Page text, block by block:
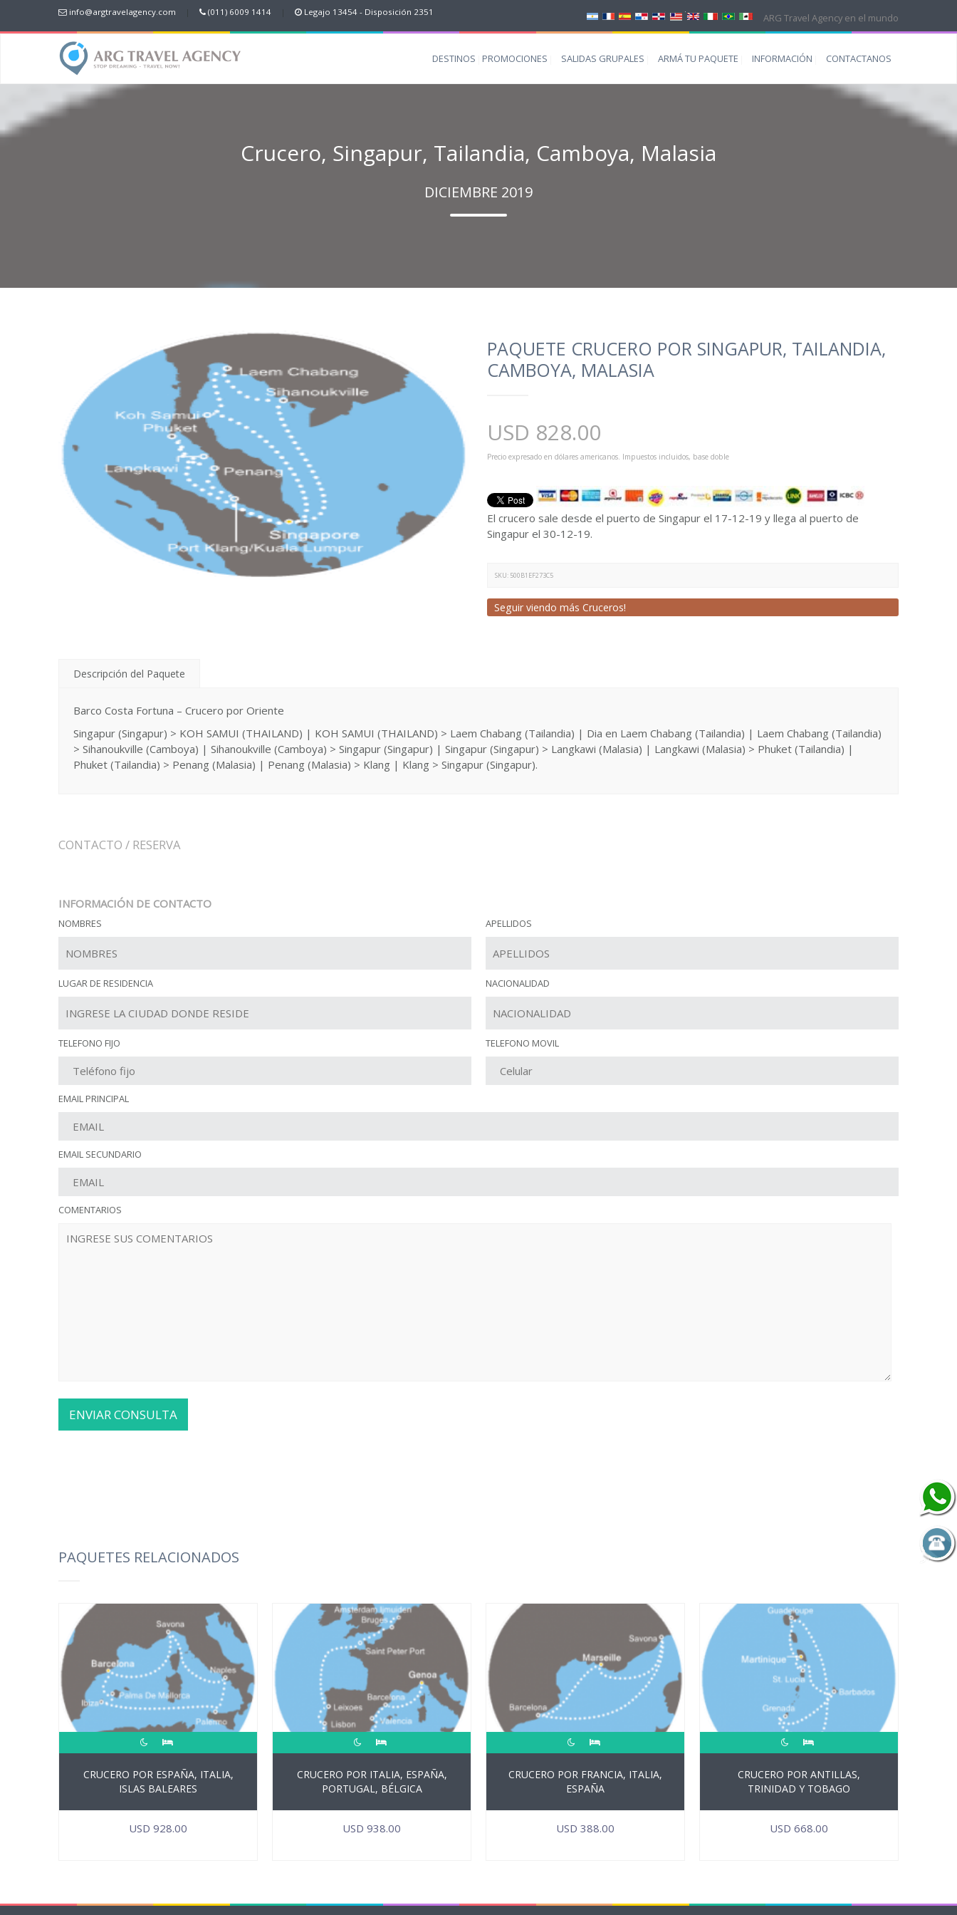
info@argtravelagency.com (011) 6009 1414 Legajo 13454 - Disposición 2351 ARG Travel Agency en el mundo
DESTINOS PROMOCIONES SALIDAS GRUPALES ARMÁ TU PAQUETE INFORMACIÓN CONTACTANOS
Crucero, Singapur, Tailandia, Camboya, Malasia
DICIEMBRE 2019
PAQUETE CRUCERO POR SINGAPUR, TAILANDIA,
CAMBOYA, MALASIA
USD 828.00
Precio expresado en dólares americanos. Impuestos incluidos, base doble
El crucero sale desde el puerto de Singapur el 17-12-19 y llega al puerto de
Singapur el 30-12-19.
SKU: 500B1EF273C5
Seguir viendo más Cruceros!
Descripción del Paquete
Barco Costa Fortuna – Crucero por Oriente
Singapur (Singapur) > KOH SAMUI (THAILAND) | KOH SAMUI (THAILAND) > Laem Chabang (Tailandia) | Dia en Laem Chabang (Tailandia) | Laem Chabang (Tailandia)
> Sihanoukville (Camboya) | Sihanoukville (Camboya) > Singapur (Singapur) | Singapur (Singapur) > Langkawi (Malasia) | Langkawi (Malasia) > Phuket (Tailandia) |
Phuket (Tailandia) > Penang (Malasia) | Penang (Malasia) > Klang | Klang > Singapur (Singapur).
CONTACTO / RESERVA
INFORMACIÓN DE CONTACTO
NOMBRES APELLIDOS
LUGAR DE RESIDENCIA NACIONALIDAD
TELEFONO FIJO TELEFONO MOVIL
EMAIL PRINCIPAL
EMAIL SECUNDARIO
COMENTARIOS
PAQUETES RELACIONADOS
CRUCERO POR ESPAÑA, ITALIA,
ISLAS BALEARES
USD 928.00
CRUCERO POR ITALIA, ESPAÑA,
PORTUGAL, BÉLGICA
USD 938.00
CRUCERO POR FRANCIA, ITALIA,
ESPAÑA
USD 388.00
CRUCERO POR ANTILLAS,
TRINIDAD Y TOBAGO
USD 668.00